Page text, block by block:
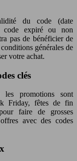
du code (date
code expiré ou non
pas de bénéficier de
générales de
votre achat.
clés
promotions sont
Friday, fêtes de fin
faire de grosses
avec des codes